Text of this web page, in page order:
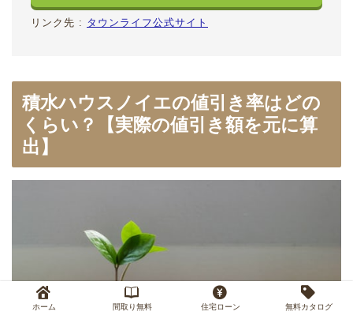
リンク先 : タウンライフ公式サイト
積水ハウスノイエの値引き率はどの
くらい？【実際の値引き額を元に算
出】
ホーム 間取り無料 住宅ローン 無料カタログ